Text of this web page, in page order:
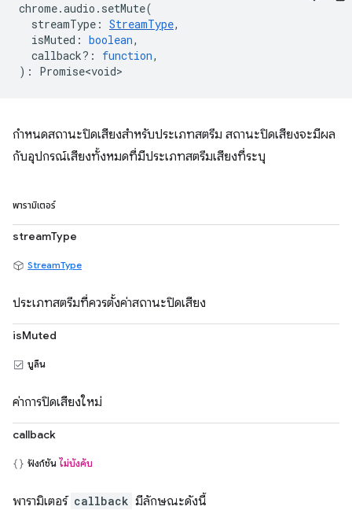
chrome.audio . setMute(
streamType : StreamType,
isMuted : boolean,
callback? : function,
) : Promise<void>
กำหนดสถานะปิดเสียงสำหรับประเภทสตรีม สถานะปิดเสียงจะมีผล
กับอุปกรณ์เสียงทั้งหมดที่มีประเภทสตรีมเสียงที่ระบุ
พารามิเตอร์
streamType
StreamType
ประเภทสตรีมที่ควรตั้งค่าสถานะปิดเสียง
isMuted
บูลีน
ค่าการปิดเสียงใหม่
callback
ฟังก์ชัน ไม่บังคับ
พารามิเตอร์ callback มีลักษณะดังนี้